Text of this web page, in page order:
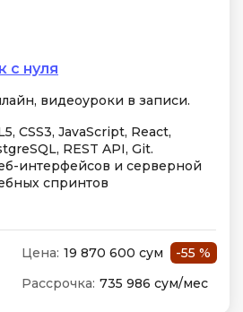
с нуля
видеоуроки в записи.
CSS3, JavaScript, React,
REST API, Git.
интерфейсов и серверной
спринтов
Цена: 19 870 600 сум
-55 %
Рассрочка: 735 986 сум/мес